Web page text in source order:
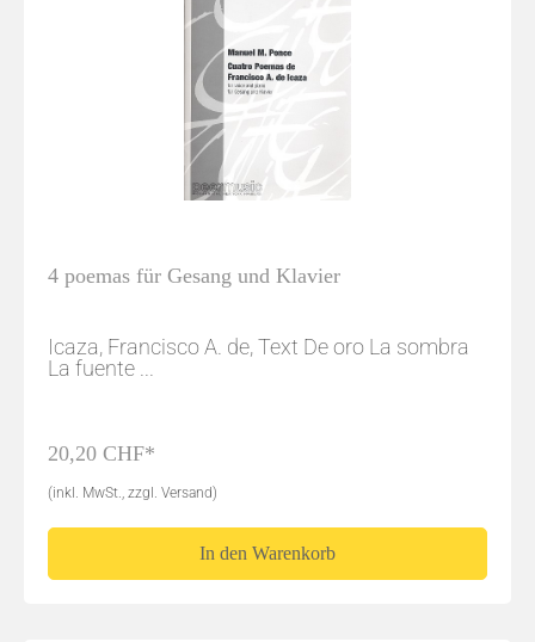
4 poemas für Gesang und Klavier
Icaza, Francisco A. de, Text De oro La sombra
La fuente ...
20,20 CHF*
(inkl. MwSt., zzgl. Versand)
In den Warenkorb